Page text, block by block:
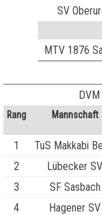
SV
MTV 1876
Rang Mannschaft
1 TuS Makkabi
2
Lübecker SV
3
SF Sasbach
4
Hagener SV